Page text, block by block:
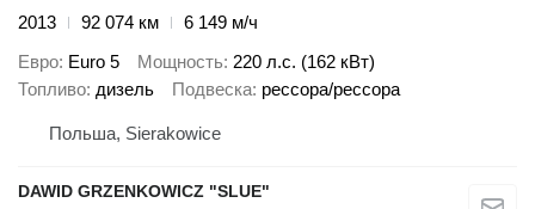
2013
92 074 км
6 149 м/ч
Евро Euro 5 Мощность 220 л.с. (162 кВт)
Топливо дизель Подвеска рессора/рессора
Польша, Sierakowice
DAWID GRZENKOWICZ "SLUE"